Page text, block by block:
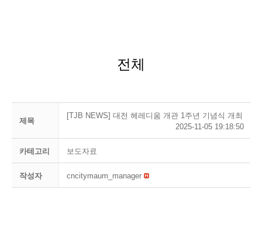
전체
제목
[TJB NEWS] 대전 헤레디움 개관 1주년 기념식 개최
2025-11-05 19:18:50
카테고리 보도자료
작성자 cncitymaum_manager